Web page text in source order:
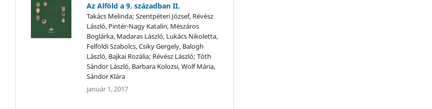
Az Alföld a 9. században II.
Takács Melinda; Szentpéteri József, Révész
László, Pintér-Nagy Katalin, Mészáros
Boglárka, Madaras László, Lukács Nikoletta,
Felföldi Szabolcs, Csiky Gergely, Balogh
László, Bajkai Rozália; Révész László; Tóth
Sándor László, Barbara Kolozsi, Wolf Mária,
Sándor Klára
január 1, 2017